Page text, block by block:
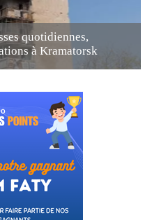
quotidiennes,
à Kramatorsk